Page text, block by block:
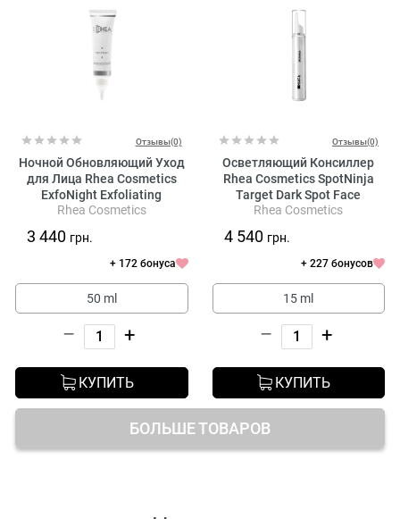
Отзывы(0)
Ночной Обновляющий Уход
для Лица Rhea Cosmetics
ExfoNight Exfoliating
Overnight Face Treatment
Rhea Cosmetics
3 440 грн.
+ 172 бонуса
50 ml
– +
КУПИТЬ
Отзывы(0)
Осветляющий Консиллер
Rhea Cosmetics SpotNinja
Target Dark Spot Face
Treatment
Rhea Cosmetics
4 540 грн.
+ 227 бонусов
15 ml
– +
КУПИТЬ
БОЛЬШЕ ТОВАРОВ